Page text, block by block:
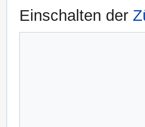
Einschalten der